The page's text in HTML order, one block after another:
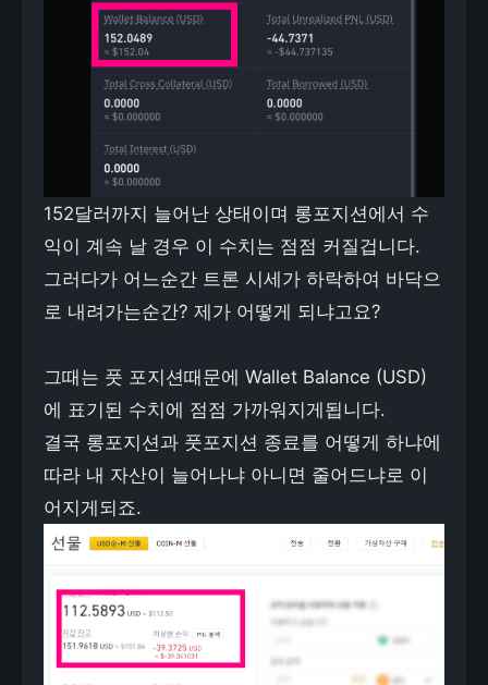
152달러까지 늘어난 상태이며 롱포지션에서 수
익이 계속 날 경우 이 수치는 점점 커질겁니다.
그러다가 어느순간 트론 시세가 하락하여 바닥으
로 내려가는순간? 제가 어떻게 되냐고요?
그때는 풋 포지션때문에 Wallet Balance (USD)
에 표기된 수치에 점점 가까워지게됩니다.
결국 롱포지션과 풋포지션 종료를 어떻게 하냐에
따라 내 자산이 늘어나냐 아니면 줄어드냐로 이
어지게되죠.